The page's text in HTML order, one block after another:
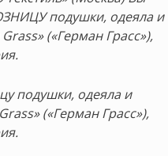
подушки, одеяла и
(«Герман Грасс»),
подушки, одеяла и
(«Герман Грасс»),